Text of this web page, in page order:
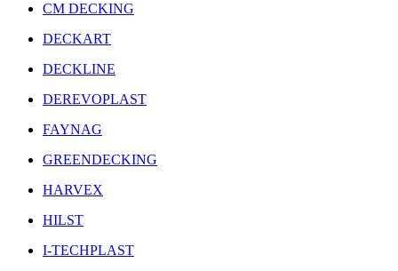
CM DECKING
DECKART
DECKLINE
DEREVOPLAST
FAYNAG
GREENDECKING
HARVEX
HILST
I-TECHPLAST